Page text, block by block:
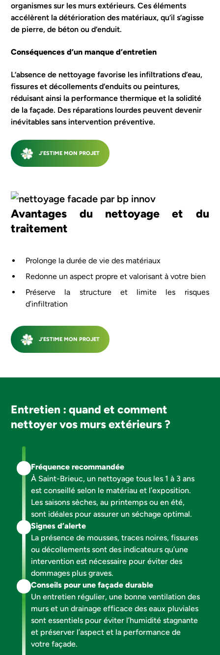
organismes sur les murs extérieurs. Ces éléments
accélèrent la détérioration des matériaux, qu’il s’agisse
de pierre, de béton ou d’enduit.
Conséquences d’un manque d’entretien
L’absence de nettoyage favorise les infiltrations d’eau,
fissures et décollements d’enduits ou peintures,
réduisant ainsi la performance thermique et la solidité
de la façade. Des réparations lourdes peuvent devenir
inévitables sans intervention préventive.
J'ESTIME MON PROJET
Avantages du nettoyage et du
traitement
Prolonge la durée de vie des matériaux
Redonne un aspect propre et valorisant à votre bien
Préserve la structure et limite les risques
d’infiltration
J'ESTIME MON PROJET
Entretien : quand et comment
nettoyer vos murs extérieurs ?
Fréquence recommandée
À Saint-Brieuc, un nettoyage tous les 1 à 3 ans
est conseillé selon le matériau et l’exposition.
Les saisons sèches, au printemps ou en été,
sont idéales pour assurer un séchage optimal.
Signes d’alerte
La présence de mousses, traces noires, fissures
ou décollements sont des indicateurs qu’une
intervention est nécessaire pour éviter des
dommages plus graves.
Conseils pour une façade durable
Un entretien régulier, une bonne ventilation des
murs et un drainage efficace des eaux pluviales
sont essentiels pour éviter l’humidité stagnante
et préserver l’aspect et la performance de
votre façade.
TOITURE
FAÇADE
ISOLATION
MENUISERIES